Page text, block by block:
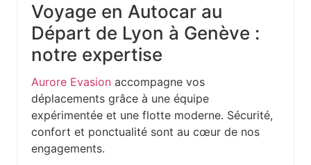
Voyage en Autocar au
Départ de Lyon à Genève :
notre expertise
Aurore Evasion accompagne vos
déplacements grâce à une équipe
expérimentée et une flotte moderne. Sécurité,
confort et ponctualité sont au cœur de nos
engagements.